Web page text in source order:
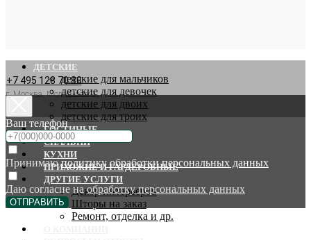
+7 495 128 70 88
г. Москва, Молодцова 9
ДЕТСКИЕ
детские для мальчиков
детские для девочек
детские для двоих
детские для троих
ГОСТИНЫЕ
СПАЛЬНИ
КУХНИ
ПРИХОЖИЕ И ГАРДЕРОБНЫЕ
ДРУГИЕ УСЛУГИ
Декор интерьеров
Шторы на заказ
Ремонт, отделка и др.
Ваш телефон
Принимаюполитику обработки персональных данных
Даю согласие наобработку персональных данных
ОТПРАВИТЬ